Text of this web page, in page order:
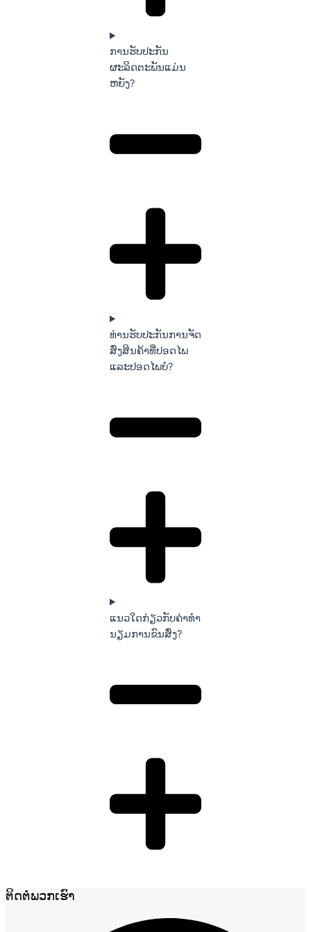
ການຮັບປະກັນ
ຜະລິດຕະພັນແມ່ນ
ຫຍັງ?
ທ່ານຮັບປະກັນການຈັດ
ສົ່ງສິນຄ້າທີ່ປອດໄພ
ແລະປອດໄພບໍ?
ແນວໃດກ່ຽວກັບຄ່າທໍາ
ນຽມການຂົນສົ່ງ?
ຕິດຕໍ່ພວກເຮົາ